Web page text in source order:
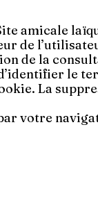
amicale
de
de la
le
La
votre